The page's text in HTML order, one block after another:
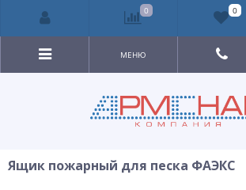
МЕНЮ
Ящик пожарный для песка ФАЭКС
0 0